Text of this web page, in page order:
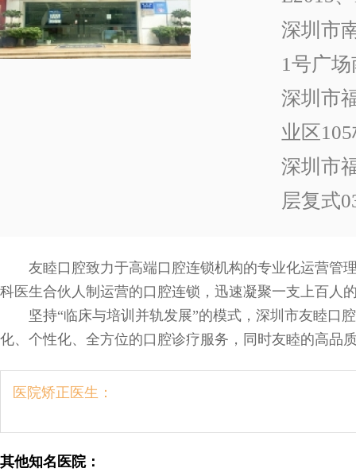
深圳市
1号广
深圳市
业区
深圳市
层复式
友睦口腔致力于高端口腔连锁机构的专业化运营管
科医生合伙人制运营的口腔连锁，迅速凝聚一支上百人
坚持“临床与培训并轨发展”的模式，深圳市友睦口
化、个性化、全方位的口腔诊疗服务，同时友睦的高品
医院矫正医生：
其他知名医院：